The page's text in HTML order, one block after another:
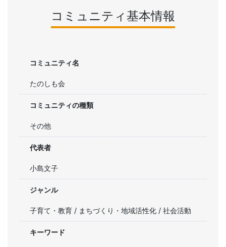
コミュニティ基本情報
コミュニティ名
たのしも会
コミュニティの種類
その他
代表者
小島文子
ジャンル
子育て・教育 / まちづくり・地域活性化 / 社会活動
キーワード